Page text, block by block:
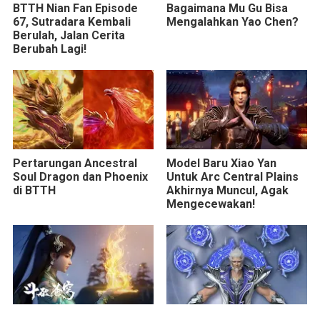
BTTH Nian Fan Episode
67, Sutradara Kembali
Berulah, Jalan Cerita
Berubah Lagi!
Bagaimana Mu Gu Bisa
Mengalahkan Yao Chen?
Pertarungan Ancestral
Soul Dragon dan Phoenix
di BTTH
Model Baru Xiao Yan
Untuk Arc Central Plains
Akhirnya Muncul, Agak
Mengecewakan!